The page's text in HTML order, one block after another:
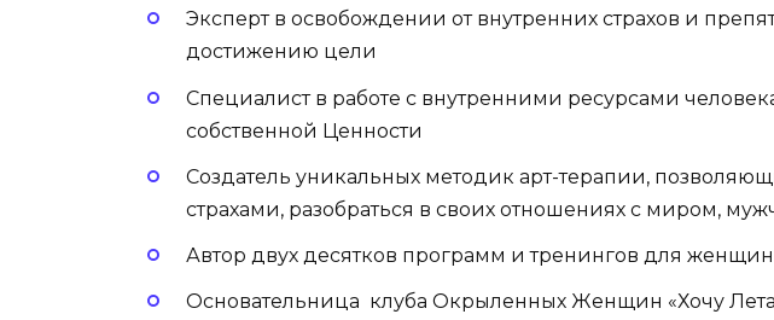
Эксперт в освобождении от внутренних страхов и
достижению цели
Специалист в работе с внутренними ресурсами
собственной Ценности
Создатель уникальных методик арт-терапии,
страхами, разобраться в своих отношениях с миром,
Автор двух десятков программ и тренингов для женщин
Основательница клуба Окрыленных Женщин «Хочу